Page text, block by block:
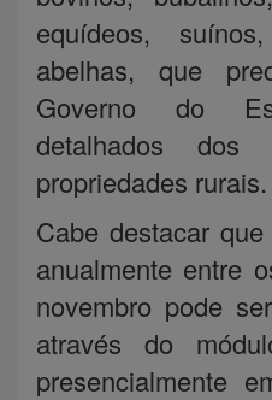
equídeos,
abelhas, que
Governo do
detalhados
propriedades rurais.
Cabe destacar
anualmente entre
novembro pode
através do
presencialmente